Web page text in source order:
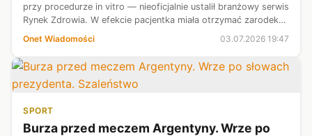
przy procedurze in vitro — nieoficjalnie ustalił branżowy serwis
Rynek Zdrowia. W efekcie pacjentka miała otrzymać zarodek
innej pary. Sprawą już zajmuje się Ministerstwo Zdrowia.
Onet Wiadomości 03.07.2026 19:47
SPORT
Burza przed meczem Argentyny. Wrze po